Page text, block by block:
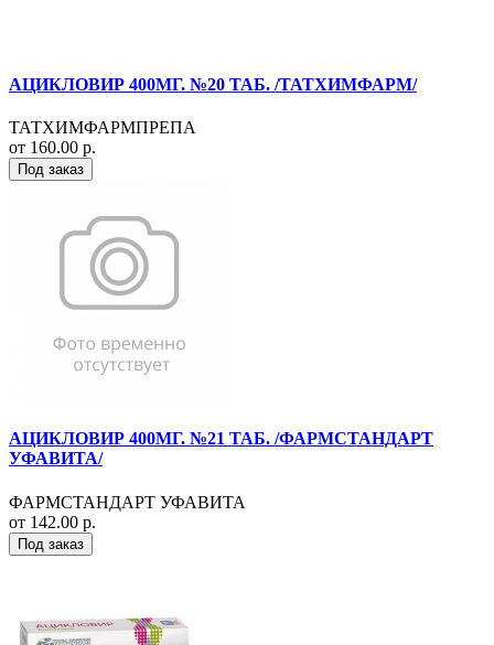
АЦИКЛОВИР 400МГ. №20 ТАБ. /ТАТХИМФАРМ/
ТАТХИМФАРМПРЕПА
от 160.00 р.
Под заказ
АЦИКЛОВИР 400МГ. №21 ТАБ. /ФАРМСТАНДАРТ
УФАВИТА/
ФАРМСТАНДАРТ УФАВИТА
от 142.00 р.
Под заказ